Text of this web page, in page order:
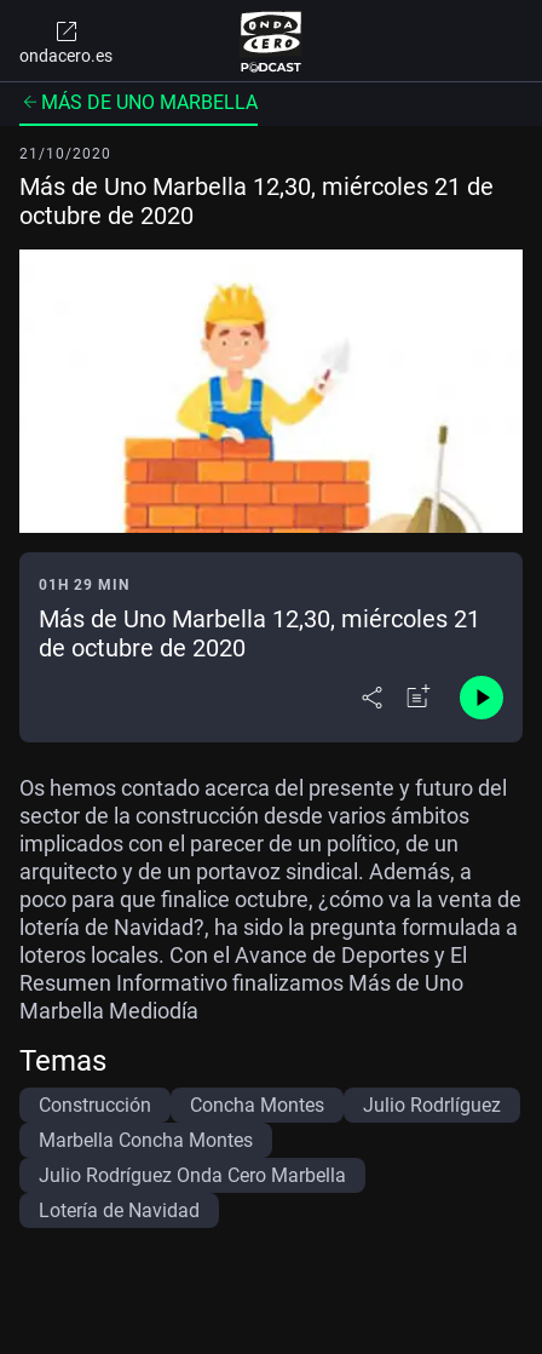
ondacero.es
MÁS DE UNO MARBELLA
21/10/2020
Más de Uno Marbella 12,30, miércoles 21 de
octubre de 2020
01H 29 MIN
Más de Uno Marbella 12,30, miércoles 21
de octubre de 2020
Os hemos contado acerca del presente y futuro del
sector de la construcción desde varios ámbitos
implicados con el parecer de un político, de un
arquitecto y de un portavoz sindical. Además, a
poco para que finalice octubre, ¿cómo va la venta de
lotería de Navidad?, ha sido la pregunta formulada a
loteros locales. Con el Avance de Deportes y El
Resumen Informativo finalizamos Más de Uno
Marbella Mediodía
Temas
Construcción Concha Montes
Julio Rodrlíguez
Marbella Concha Montes
Julio Rodríguez Onda Cero Marbella
Lotería de Navidad